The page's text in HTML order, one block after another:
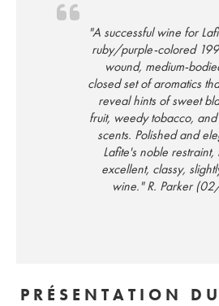
"A successful wine for
ruby/purple-colored
wound, medium-
closed set of aromatics
reveal hints of sweet
fruit, weedy tobacco,
scents. Polished and
Lafite's noble restraint,
excellent, classy,
wine." R. Parker
PRÉSENTATION